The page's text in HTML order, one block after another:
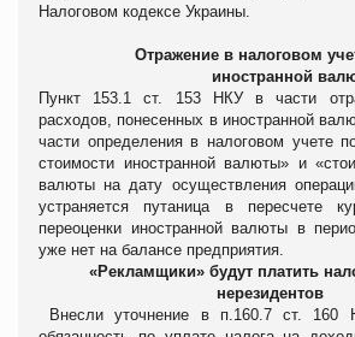
Налоговом кодексе Украины.
Отражение в налоговом
иностранной
Пункт 153.1 ст. 153 НКУ в части
расходов, понесенных в иностранной
части определения в налоговом учете
стоимости иностранной валюты» и
валюты на дату осуществления
устраняется путаница в пересчете
переоценки иностранной валюты в
уже нет на балансе предприятия.
«Рекламщики» будут платить
нерезидентов
Внесли уточнение в п.160.7 ст. 160